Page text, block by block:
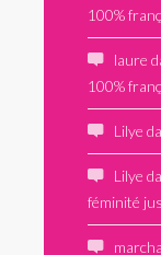
100%
laure
100%
Lilye
Lilye
féminité